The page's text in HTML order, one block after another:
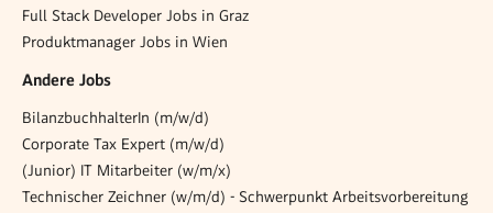
Full Stack Developer Jobs in Graz
Produktmanager Jobs in Wien
Andere Jobs
BilanzbuchhalterIn (m/w/d)
Corporate Tax Expert (m/w/d)
(Junior) IT Mitarbeiter (w/m/x)
Technischer Zeichner (w/m/d) - Schwerpunkt Arbeitsvorbereitung